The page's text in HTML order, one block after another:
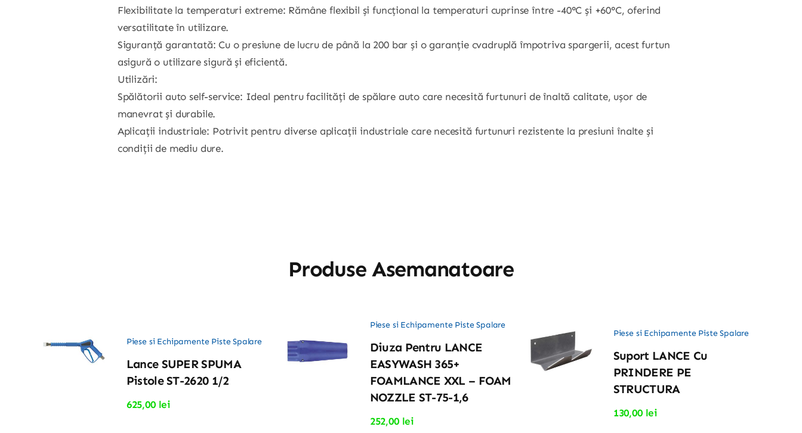
Flexibilitate la temperaturi extreme: Rămâne flexibil și funcțional la temperaturi cuprinse între -40°C și +60°C, oferind
versatilitate în utilizare.
Siguranță garantată: Cu o presiune de lucru de până la 200 bar și o garanție cvadruplă împotriva spargerii, acest furtun
asigură o utilizare sigură și eficientă.
Utilizări:
Spălătorii auto self-service: Ideal pentru facilități de spălare auto care necesită furtunuri de înaltă calitate, ușor de
manevrat și durabile.
Aplicații industriale: Potrivit pentru diverse aplicații industriale care necesită furtunuri rezistente la presiuni înalte și
condiții de mediu dure.
Produse Asemanatoare
Piese si Echipamente Piste Spalare
Lance SUPER SPUMA
Pistole ST-2620 1/2
625,00 lei
Piese si Echipamente Piste Spalare
Diuza Pentru LANCE
EASYWASH 365+
FOAMLANCE XXL – FOAM
NOZZLE ST-75-1,6
252,00 lei
Piese si Echipamente Piste Spalare
Suport LANCE Cu
PRINDERE PE
STRUCTURA
130,00 lei